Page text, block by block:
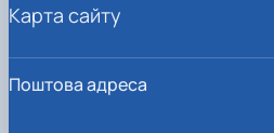
Поштова адреса
Карта сайту